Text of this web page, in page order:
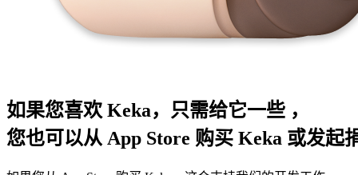
如果您喜欢 Keka，只需给它一些 ，
您也可以从 App Store 购买 Keka 或发起